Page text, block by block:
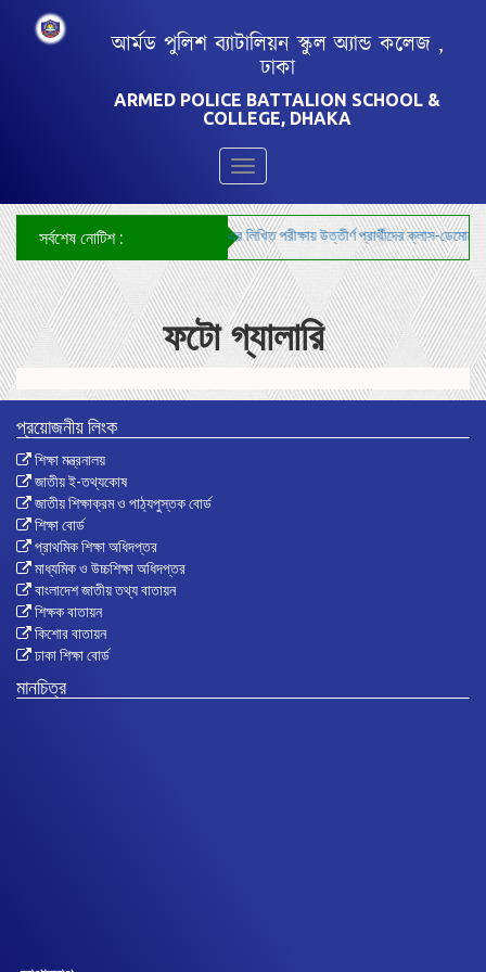
আর্মড পুলিশ ব্যাটালিয়ন স্কুল অ্যান্ড কলেজ ,
ঢাকা
ARMED POLICE BATTALION SCHOOL &
COLLEGE, DHAKA
Toggle
navigation
সর্বশেষ নোটিশ :***শিক্ষক নিয়োগ-২০২৬ এর লিখিত পরীক্ষায় উত্তীর্ণ প্রার্থীদের ক্লাস-
ফটো গ্যালারি
প্রয়োজনীয় লিংক
শিক্ষা মন্ত্রনালয়
জাতীয় ই-তথ্যকোষ
জাতীয় শিক্ষাক্রম ও পাঠ্যপুস্তক বোর্ড
শিক্ষা বোর্ড
প্রাথমিক শিক্ষা অধিদপ্তর
মাধ্যমিক ও উচ্চশিক্ষা অধিদপ্তর
বাংলাদেশ জাতীয় তথ্য বাতায়ন
শিক্ষক বাতায়ন
কিশোর বাতায়ন
ঢাকা শিক্ষা বোর্ড
মানচিত্র